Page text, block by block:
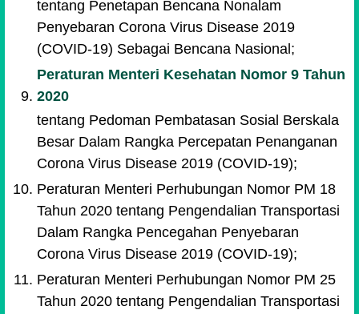
tentang Penetapan Bencana Nonalam
Penyebaran Corona Virus Disease 2019
(COVID-19) Sebagai Bencana Nasional;
Peraturan Menteri Kesehatan Nomor 9 Tahun
2020
tentang Pedoman Pembatasan Sosial Berskala
Besar Dalam Rangka Percepatan Penanganan
Corona Virus Disease 2019 (COVID-19);
Peraturan Menteri Perhubungan Nomor PM 18
Tahun 2020 tentang Pengendalian Transportasi
Dalam Rangka Pencegahan Penyebaran
Corona Virus Disease 2019 (COVID-19);
Peraturan Menteri Perhubungan Nomor PM 25
Tahun 2020 tentang Pengendalian Transportasi